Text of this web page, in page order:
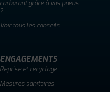
carburant grâce à vos pneus
?
Voir tous les conseils
ENGAGEMENTS
Reprise et recyclage
Mesures sanitaires